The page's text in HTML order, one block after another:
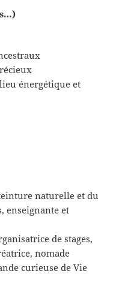
énergétique et
naturelle et du
enseignante et
de stages,
nomade
curieuse de Vie